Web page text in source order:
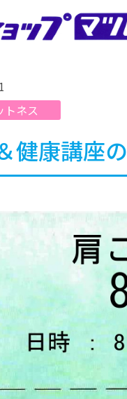
ております。
トネス
健康講座